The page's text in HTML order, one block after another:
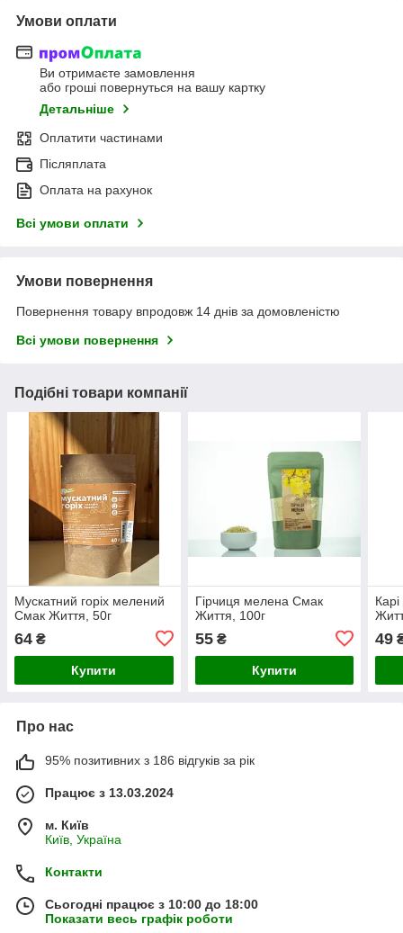
Умови оплати
Ви отримаєте замовлення
або гроші повернуться на вашу картку
Детальніше
Оплатити частинами
Післяплата
Оплата на рахунок
Всі умови оплати
Умови повернення
Повернення товару впродовж 14 днів за домовленістю
Всі умови повернення
Подібні товари компанії
Мускатний горіх мелений
Смак Життя, 50г
64 ₴
Купити
Гірчиця мелена Смак
Життя, 100г
55₴
Купити
49
Про нас
95% позитивних з 186 відгуків за рік
Працює з 13.03.2024
м. Київ
Київ, Україна
Контакти
Сьогодні працює з 10:00 до 18:00
Показати весь графік роботи